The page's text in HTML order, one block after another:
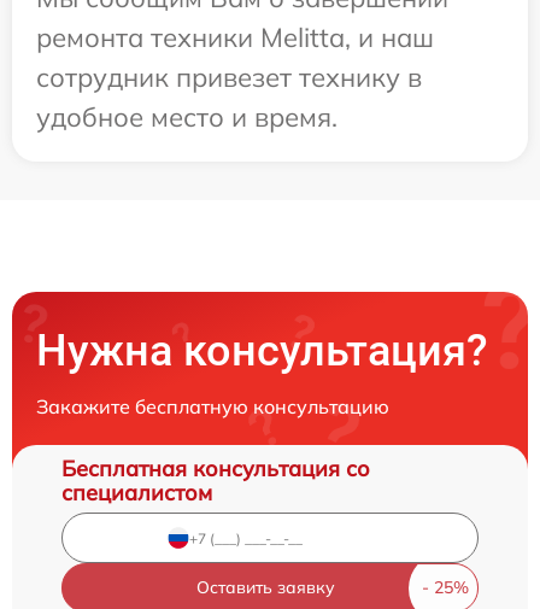
ремонта техники Melitta, и наш
сотрудник привезет технику в
удобное место и время.
Нужна консультация?
Закажите бесплатную консультацию
Бесплатная консультация со
специалистом
Оставить заявку